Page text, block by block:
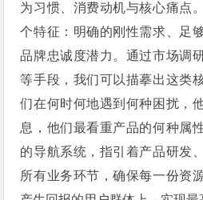
为习惯、消费动机与核心痛点
个特征：明确的刚性需求、足
品牌忠诚度潜力。通过市场调
等手段，我们可以描摹出这类
们在何时何地遇到何种困扰，
息，他们最看重产品的何种属
的导航系统，指引着产品研发
所有业务环节，确保每一份资